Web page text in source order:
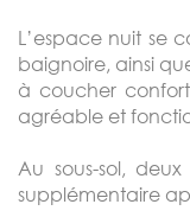
L’espace nuit se
baignoire, ainsi
à coucher
agréable et
Au sous-sol,
supplémentaire